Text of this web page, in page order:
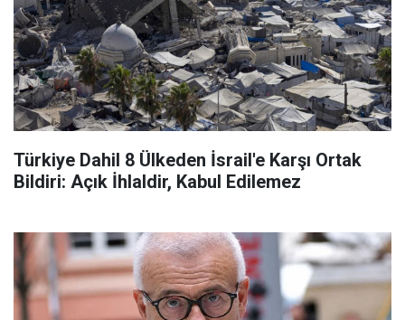
Türkiye Dahil 8 Ülkeden İsrail'e Karşı Ortak
Bildiri: Açık İhlaldir, Kabul Edilemez